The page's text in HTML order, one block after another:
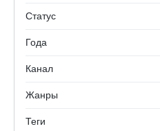
Статус
Года
Канал
Жанры
Теги